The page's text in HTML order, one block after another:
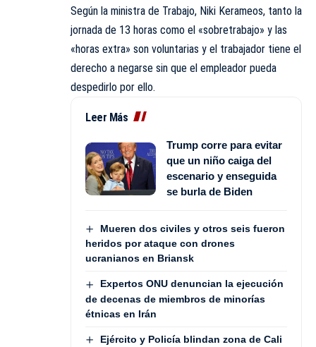
Según la ministra de Trabajo, Niki Kerameos, tanto la
jornada de 13 horas como el «sobretrabajo» y las
«horas extra» son voluntarias y el trabajador tiene el
derecho a negarse sin que el empleador pueda
despedirlo por ello.
Leer Más
Trump corre para evitar
que un niño caiga del
escenario y enseguida
se burla de Biden
Mueren dos civiles y otros seis fueron
heridos por ataque con drones
ucranianos en Briansk
Expertos ONU denuncian la ejecución
de decenas de miembros de minorías
étnicas en Irán
Ejército y Policía blindan zona de Cali